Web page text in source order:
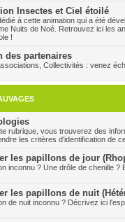
Insectes et Ciel étoilé
à cette animation qui a été
Nuits de Noé. Retrouvez ici les
!
des partenaires
Collectivités : venez
rubrique, vous trouverez des
les critères d'identification de
les papillons de jour
inconnu ? Une drôle de chenille
les papillons de nuit
de nuit inconnu ? Décrivez ici